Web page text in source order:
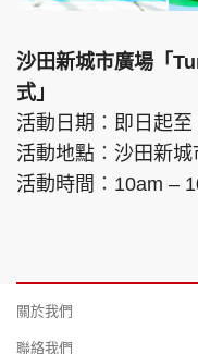
沙田新城市廣場「
式」
活動日期︰即日起至
活動地點︰沙田新
活動時間︰10am –
關於我們
聯絡我們